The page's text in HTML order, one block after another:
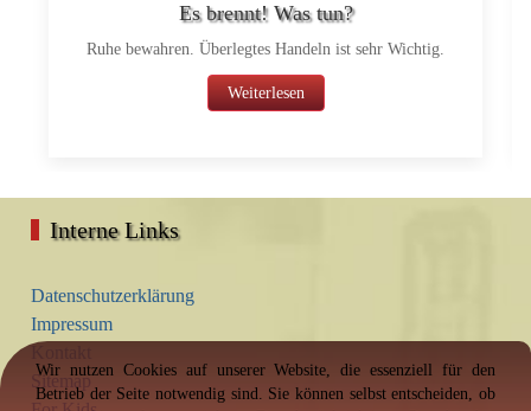
Es brennt! Was tun?
Ruhe bewahren. Überlegtes Handeln ist sehr Wichtig.
Weiterlesen
Interne Links
Datenschutzerklärung
Impressum
Sitemap
Wir nutzen Cookies auf unserer Website, die essenziell für den
Betrieb der Seite notwendig sind. Sie können selbst entscheiden, ob